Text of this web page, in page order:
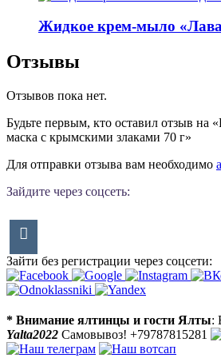
Жидкое крем-мыло
Отзывы
Отзывов пока нет.
Будьте первым, кто оставил отзыв на
маска с крымскими злаками 70 г»
Для отправки отзыва вам необходимо
Зайдите через соцсеть:
Зайти без регистрации через соцсети:
* Внимание ялтинцы и гости Ялты:
Yalta2022 Самовывоз! +79787815281